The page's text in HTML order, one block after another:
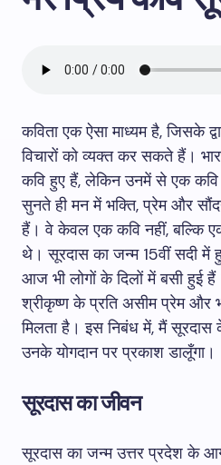
कविता एक ऐसा माध्यम है, जिसके
विचारों को व्यक्त कर सकते हैं।
कवि हुए हैं, लेकिन उनमें से एक
सुनते ही मन में भक्ति, प्रेम और
हैं। वे केवल एक कवि नहीं, बल्कि
थे। सूरदास का जन्म 15वीं सदी
आज भी लोगों के दिलों में बसी हुई
श्रीकृष्ण के प्रति असीम प्रेम और
मिलता है। इस निबंध में, मैं
उनके योगदान पर प्रकाश डालूँगा।
सूरदास का जीवन
सूरदास का जन्म उत्तर प्रदेश के